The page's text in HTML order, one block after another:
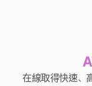
在線取得快速、